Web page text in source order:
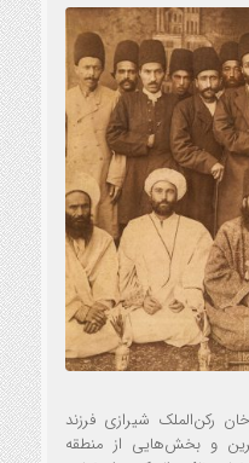
رکن‌الملک شیرازی فرزند
و بخش‌هایی از منطقه